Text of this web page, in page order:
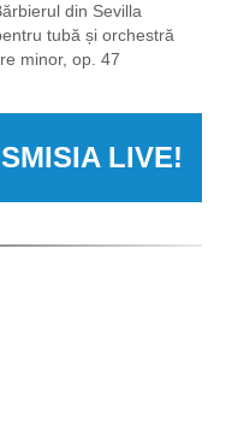
din Sevilla
tubă și orchestră
minor, op. 47
LIVE!